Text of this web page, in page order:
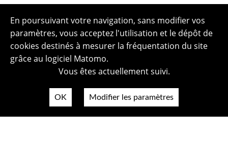
En poursuivant votre navigation, sans modifier vos
paramètres, vous acceptez l'utilisation et le dépôt de
cookies destinés à mesurer la fréquentation du site
grâce au logiciel Matomo.
Vous êtes actuellement suivi.
OK Modifier les paramètres